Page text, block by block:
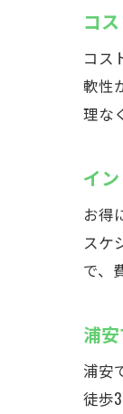
コ
コス
軟性
理な
イ
お得
スケ
で、
浦
浦安
徒歩